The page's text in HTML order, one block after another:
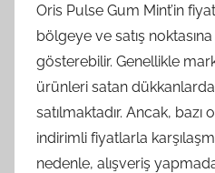
Oris Pulse Gum Mint’in
bölgeye ve satış
gösterebilir. Genellikle
ürünleri satan dükkanlarda
satılmaktadır. Ancak,
indirimli fiyatlarla
nedenle, alışveriş